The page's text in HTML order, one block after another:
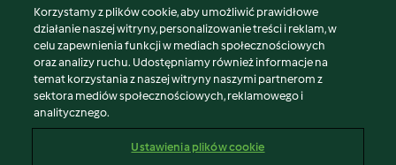
© Copyright 2026
Warunki korzystania
Polityka prywatności
Disclaimer
Znak wydawcy
Korzystamy z plików cookie, aby umożliwić prawidłowe
działanie naszej witryny, personalizowanie treści i reklam, w
celu zapewnienia funkcji w mediach społecznościowych
oraz analizy ruchu. Udostępniamy również informacje na
temat korzystania z naszej witryny naszymi partnerom z
sektora mediów społecznościowych, reklamowego i
analitycznego.
Ustawienia plików cookie